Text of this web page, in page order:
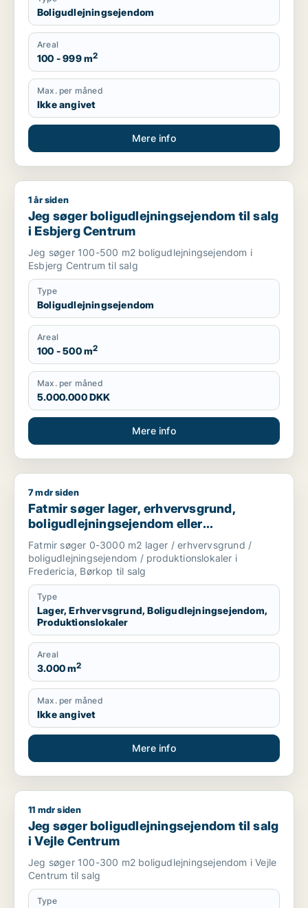
Boligudlejningsejendom
Areal
100 - 999 m2
Max. per måned
Ikke angivet
Mere info
Jeg søger boligudlejningsejendom til salg i Esbjerg Centrum
1 år siden
Jeg søger boligudlejningsejendom til salg
i Esbjerg Centrum
Jeg søger 100-500 m2 boligudlejningsejendom i
Esbjerg Centrum til salg
Type
Boligudlejningsejendom
Areal
100 - 500 m2
Max. per måned
5.000.000 DKK
Mere info
Fatmir søger lager, erhvervsgrund,
7 mdr siden
Fatmir søger lager, erhvervsgrund,
boligudlejningsejendom eller
produktionslokaler til salg i Fredericia
eller Børkop
Fatmir søger 0-3000 m2 lager / erhvervsgrund /
boligudlejningsejendom / produktionslokaler i
Fredericia, Børkop til salg
Type
Lager, Erhvervsgrund, Boligudlejningsejendom,
Produktionslokaler
Areal
3.000 m2
Max. per måned
Ikke angivet
Mere info
Jeg søger boligudlejningsejendom til salg i Vejle Centrum
11 mdr siden
Jeg søger boligudlejningsejendom til salg
i Vejle Centrum
Jeg søger 100-300 m2 boligudlejningsejendom i Vejle
Centrum til salg
Type